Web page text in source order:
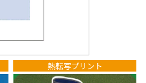
熱転写プリント